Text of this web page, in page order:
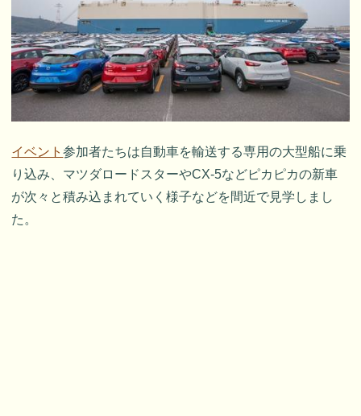
イベント参加者たちは自動車を輸送する専用の大型船に乗
り込み、マツダロードスターやCX-5などピカピカの新車
が次々と積み込まれていく様子などを間近で見学しまし
た。